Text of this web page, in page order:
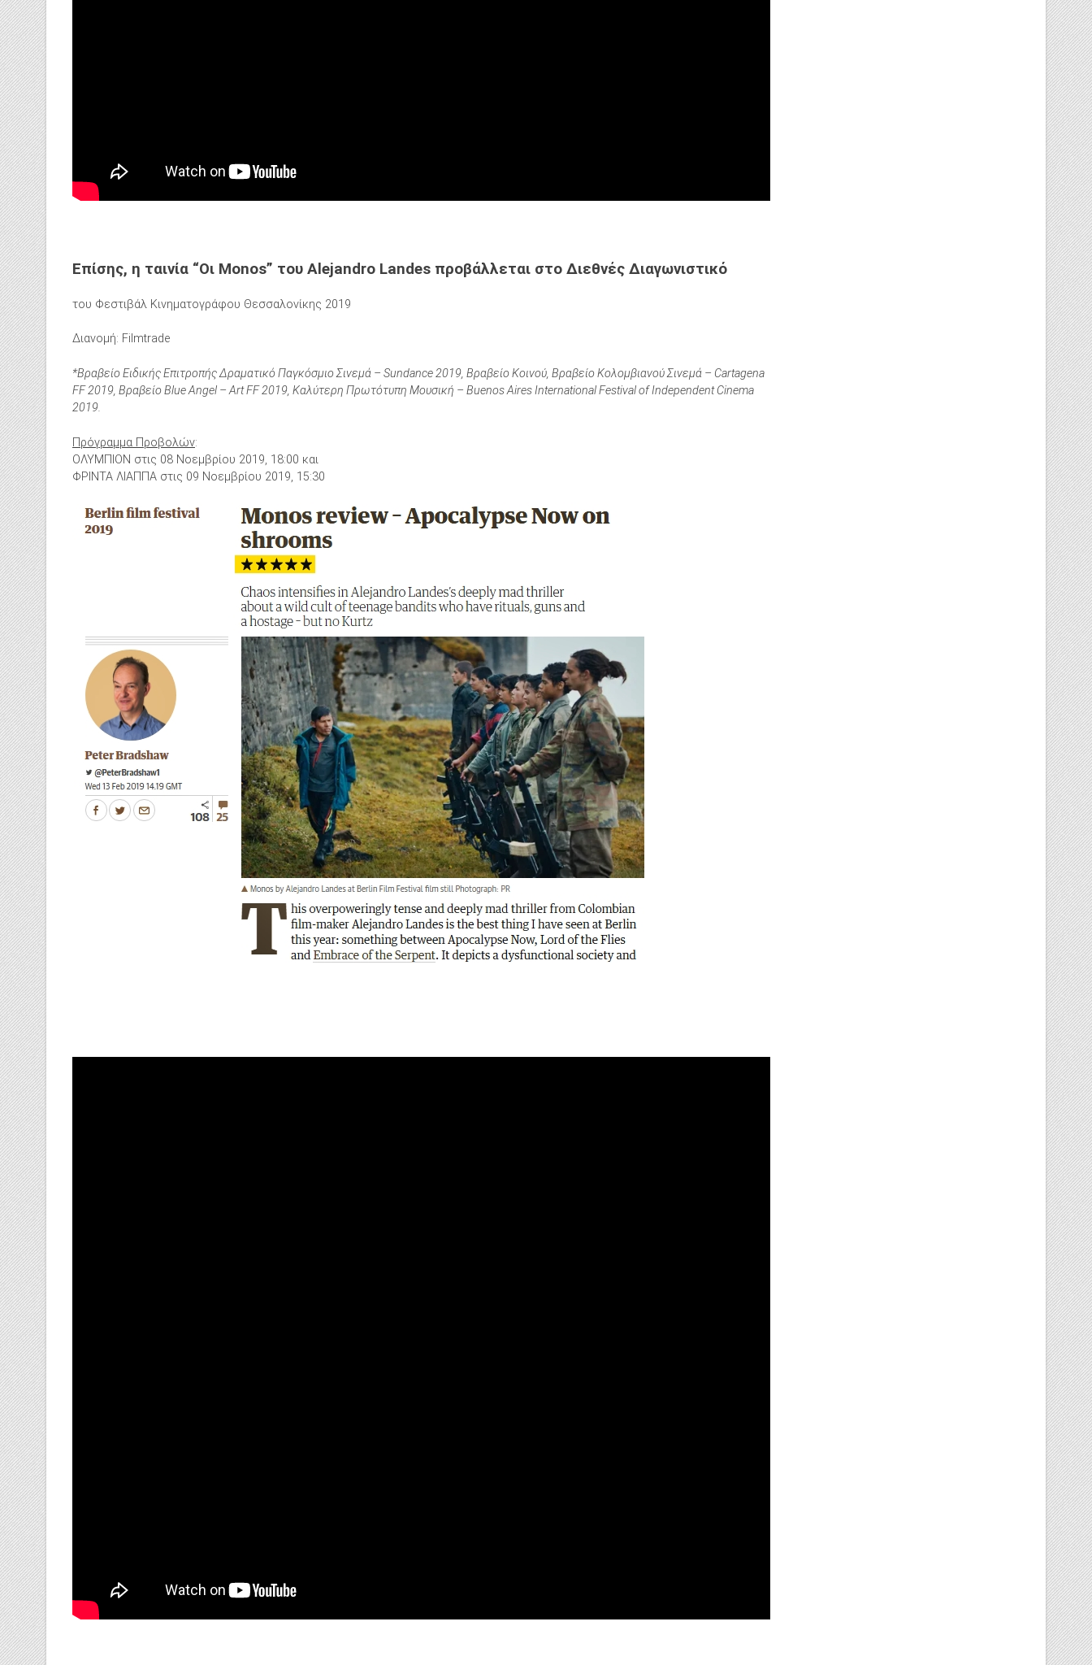
Επίσης, η ταινία “Οι Μonos” του Alejandro Landes προβάλλεται στο Διεθνές Διαγωνιστικό
του Φεστιβάλ Κινηματογράφου Θεσσαλονίκης 2019
Διανομή: Filmtrade
*Βραβείο Ειδικής Επιτροπής Δραματικό Παγκόσμιο Σινεμά – Sundance 2019, Βραβείο Κοινού, Βραβείο Κολομβιανού Σινεμά – Cartagena
FF 2019, Βραβείο Blue Angel – Art FF 2019, Καλύτερη Πρωτότυπη Μουσική – Buenos Aires International Festival of Independent Cinema
2019.
Πρόγραμμα Προβολών:
ΟΛΥΜΠΙΟΝ στις 08 Νοεμβρίου 2019, 18:00 και
ΦΡΙΝΤΑ ΛΙΑΠΠΑ στις 09 Νοεμβρίου 2019, 15:30